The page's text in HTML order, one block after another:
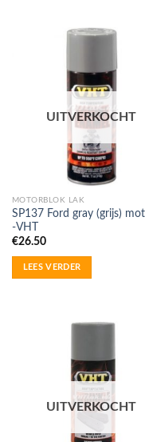
UITVERKOCHT
MOTORBLOK LAK
SP137 Ford gray (grijs)
-VHT
€26.50
LEES VERDER
UITVERKOCHT